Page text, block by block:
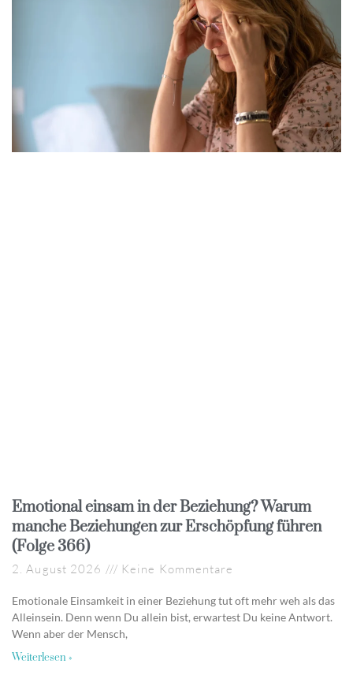
Emotional einsam in der Beziehung? Warum
manche Beziehungen zur Erschöpfung führen
(Folge 366)
2. August 2026 Keine Kommentare
Emotionale Einsamkeit in einer Beziehung tut oft mehr weh als das
Alleinsein. Denn wenn Du allein bist, erwartest Du keine Antwort.
Wenn aber der Mensch,
Weiterlesen »